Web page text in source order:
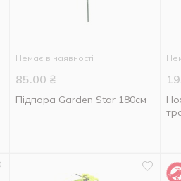
Немає в наявності
85.00 ₴
Підпора Garden Star 180см